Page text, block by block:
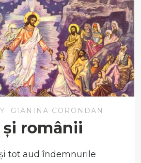
GIANINA CORONDAN
și românii
tot aud îndemnurile